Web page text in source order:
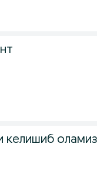
келишиб оламиз